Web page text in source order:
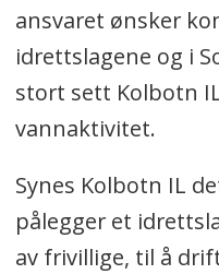
ansvaret ønsker
idrettslagene og i
stort sett Kolbotn
vannaktivitet.
Synes Kolbotn IL
pålegger et
av frivillige, til å